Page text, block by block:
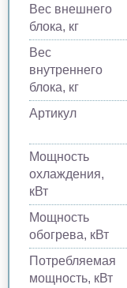
Вес внешнего
блока, кг
Вес
внутреннего
блока, кг
Артикул
Мощность
охлаждения,
кВт
Мощность
обогрева, кВт
Потребляемая
мощность, кВт